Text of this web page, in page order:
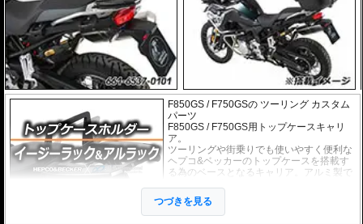
F850GS / F750GSの ツーリング カスタム
パーツ
F850GS / F750GS用トップケースキャリ
ア。
ツーリングや街乗りでも使いやすく便利な
ヘプコ&ベッカーのトップケースを搭載す
る為のベースとなるキャリア。アルミ製で
いなくても現代のバイクに違和感なく溶け
込むデザインです。
つづきを見る